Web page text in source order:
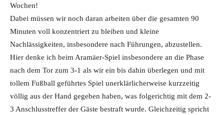
Wochen!
Dabei müssen wir noch daran arbeiten über die gesamten 90
Minuten voll konzentriert zu bleiben und kleine
Nachlässigkeiten, insbesondere nach Führungen, abzustellen.
Hier denke ich beim Aramäer-Spiel insbesondere an die Phase
nach dem Tor zum 3-1 als wir ein bis dahin überlegen und mit
tollem Fußball geführtes Spiel unerklärlicherweise kurzzeitig
völlig aus der Hand gegeben haben, was folgerichtig mit dem 2-
3 Anschlusstreffer der Gäste bestraft wurde. Gleichzeitig spricht